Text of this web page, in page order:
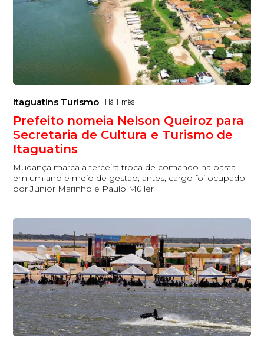
Itaguatins Turismo Há 1 mês
Prefeito nomeia Nelson Queiroz para
Secretaria de Cultura e Turismo de
Itaguatins
Mudança marca a terceira troca de comando na pasta
em um ano e meio de gestão; antes, cargo foi ocupado
por Júnior Marinho e Paulo Müller